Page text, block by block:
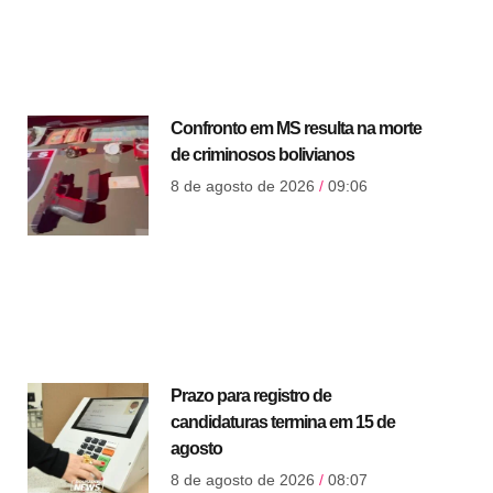
Confronto em MS resulta na morte
de criminosos bolivianos
8 de agosto de 2026 09:06
Prazo para registro de
candidaturas termina em 15 de
agosto
8 de agosto de 2026 08:07